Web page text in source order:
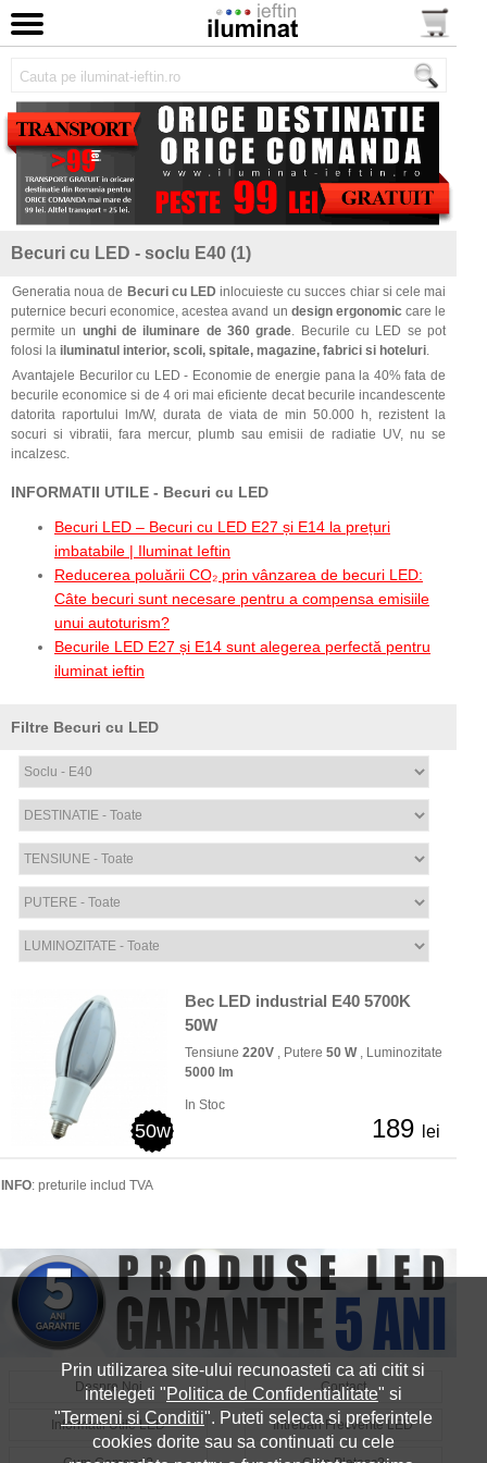
Becuri cu LED - soclu E40 (1)
Generatia noua de Becuri cu LED inlocuieste cu succes chiar si cele mai
puternice becuri economice, acestea avand un design ergonomic care le
permite un unghi de iluminare de 360 grade. Becurile cu LED se pot
folosi la iluminatul interior, scoli, spitale, magazine, fabrici si hoteluri.
Avantajele Becurilor cu LED - Economie de energie pana la 40% fata de
becurile economice si de 4 ori mai eficiente decat becurile incandescente
datorita raportului lm/W, durata de viata de min 50.000 h, rezistent la
socuri si vibratii, fara mercur, plumb sau emisii de radiatie UV, nu se
incalzesc.
INFORMATII UTILE - Becuri cu LED
Becuri LED – Becuri cu LED E27 și E14 la prețuri
imbatabile | Iluminat Ieftin
Reducerea poluării CO₂ prin vânzarea de becuri LED:
Câte becuri sunt necesare pentru a compensa emisiile
unui autoturism?
Becurile LED E27 și E14 sunt alegerea perfectă pentru
iluminat ieftin
Filtre Becuri cu LED
50w
Bec LED industrial E40 5700K
50W
Tensiune 220V , Putere 50 W, Luminozitate
5000 lm
In Stoc
189 lei
INFO: preturile includ TVA
Despre Noi Contact
Informatii Utile LED Intrebari Frecvente LED
Prin utilizarea site-ului recunoasteti ca ati citit si
intelegeti "Politica de Confidentialitate" si
"Termeni si Conditii". Puteti selecta si preferintele
cookies dorite sau sa continuati cu cele